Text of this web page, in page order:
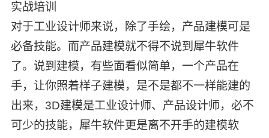
实战培训
对于工业设计师来说，除了手绘，产品建模可是
必备技能。而产品建模就不得不说到犀牛软件
了。说到建模，有些面看似简单，一个产品在
手，让你照着样子建模，是不是都不一样能建的
出来，3D建模是工业设计师、产品设计师，必不
可少的技能，犀牛软件更是离不开手的建模软